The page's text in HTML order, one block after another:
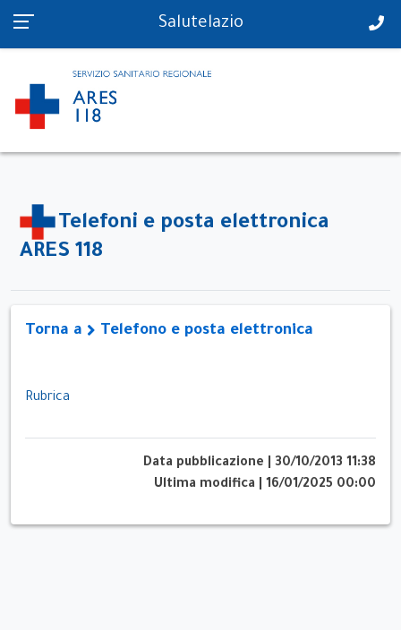
PS in tempo reale Salutelazio
Telefoni e posta elettronica
ARES 118
Torna a Telefono e posta elettronica
Rubrica
Data pubblicazione
30/10/2013 11:38
Ultima modifica
16/01/2025 00:00